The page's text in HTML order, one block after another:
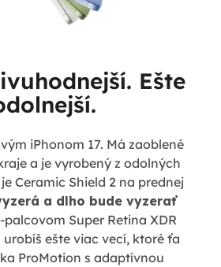
Ešte
iPhonom 17. Má zaoblené
a je vyrobený z odolných
Ceramic Shield 2 na prednej
a dlho bude vyzerať
palcovom Super Retina XDR
ešte viac vecí, ktoré ťa
ProMotion s adaptívnou